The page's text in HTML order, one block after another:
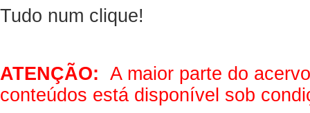
Tudo num clique!
ATENÇÃO: A maior parte do
conteúdos está disponível sob